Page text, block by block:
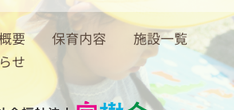
要 保育内容
施設一覧
せ